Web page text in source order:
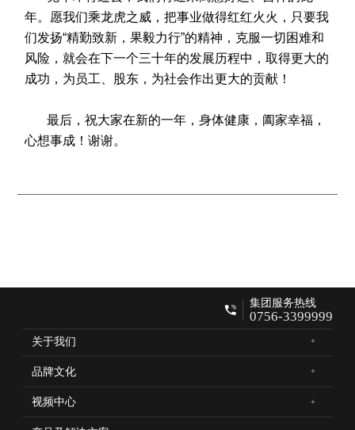
年。愿我们乘龙虎之威，把事业做得红红火火，只要我
们发扬“精勤致新，果毅力行”的精神，克服一切困难和
风险，就会在下一个三十年的发展历程中，取得更大的
成功，为员工、股东，为社会作出更大的贡献！
最后，祝大家在新的一年，身体健康，阖家幸福，
心想事成！谢谢。
集团服务热线
0756-3399999
关于我们
品牌文化
视频中心